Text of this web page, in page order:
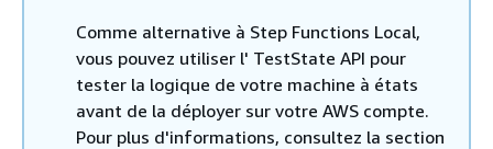
Comme alternative à Step Functions Local,
vous pouvez utiliser l' TestState API pour
tester la logique de votre machine à états
avant de la déployer sur votre AWS compte.
Pour plus d'informations, consultez la section